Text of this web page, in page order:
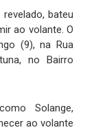
bateu
ao volante. O
(9), na Rua
no Bairro
Solange,
ao volante